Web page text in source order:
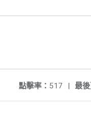
最後
點擊率： 517 |